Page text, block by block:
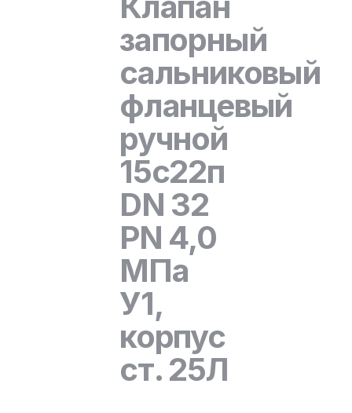
запорный
сальниковый
фланцевый
ручной
15с22п
DN 32
PN 4,0
МПа
У1,
корпус
ст. 25Л